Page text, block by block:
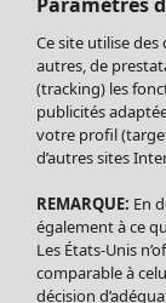
Tuniques
Blouses
Tops
Gilets
Jupes
Manteaux &
Leggings et
Accessoires
Ce site utilise
autres, de
(tracking) les
publicités
votre profil
d’autres sites
REMARQUE: En
également à ce
Les États-Unis
comparable à
décision